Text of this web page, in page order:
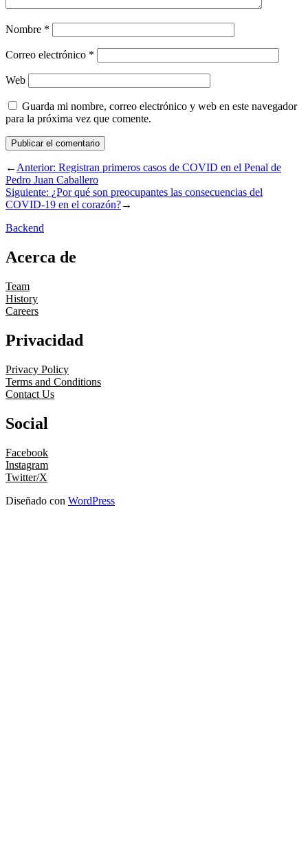
Nombre *
Correo electrónico *
Web
Guarda mi nombre, correo electrónico y web en este navegador
para la próxima vez que comente.
←Anterior: Registran primeros casos de COVID en el Penal de
Pedro Juan Caballero
Siguiente: ¿Por qué son preocupantes las consecuencias del
COVID-19 en el corazón?→
Backend
Acerca de
Team
History
Careers
Privacidad
Privacy Policy
Terms and Conditions
Contact Us
Social
Facebook
Instagram
Twitter/X
Diseñado con WordPress